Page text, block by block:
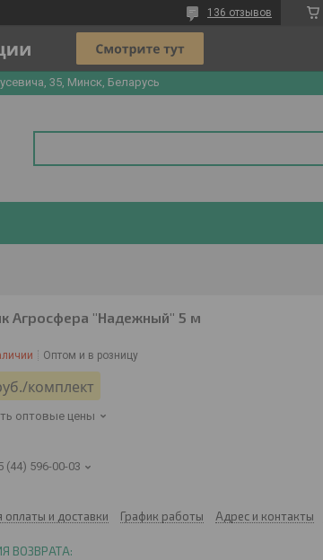
136 отзывов
35, Минск, Беларусь
Агросфера "Надежный" 5 м
Оптом и в розницу
/комплект
оптовые цены
(44) 596-00-03
оплаты и доставки График работы Адрес и контакты